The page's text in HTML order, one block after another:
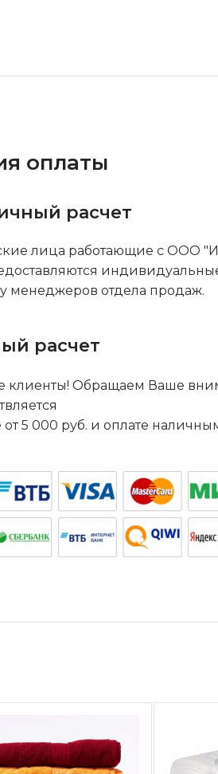
оплаты
расчет
лица работающие с ООО
у менеджеров отдела продаж.
расчет
клиенты! Обращаем Ваше
от 5 000 руб. и оплате